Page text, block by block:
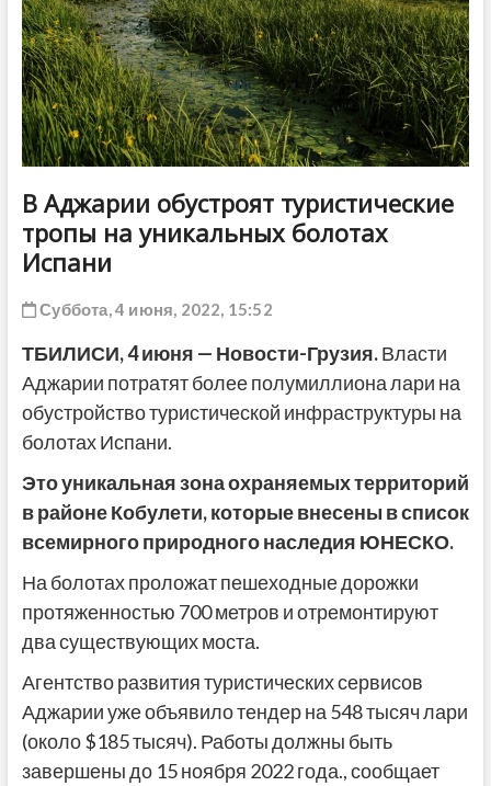
В Аджарии обустроят туристические
тропы на уникальных болотах
Испани
Суббота, 4 июня, 2022, 15:52
ТБИЛИСИ, 4 июня — Новости-Грузия.Власти
Аджарии потратят более полумиллиона лари на
обустройство туристической инфраструктуры на
болотах Испани.
Это уникальная зона охраняемых территорий
в районе Кобулети, которые внесены в список
всемирного природного наследия ЮНЕСКО.
На болотах проложат пешеходные дорожки
протяженностью 700 метров и отремонтируют
два существующих моста.
Агентство развития туристических сервисов
Аджарии уже объявило тендер на 548 тысяч лари
(около $185 тысяч). Работы должны быть
завершены до 15 ноября 2022 года., сообщает